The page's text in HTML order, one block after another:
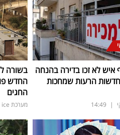
אלף איש לא זכו בדירה בהנחה
הרעות שמחכות
|
14:49
בשורה
החדש
החגים
מערכת ice